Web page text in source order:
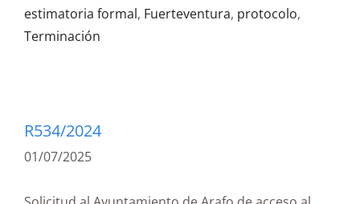
estimatoria formal, Fuerteventura, protocolo,
Terminación
R534/2024
01/07/2025